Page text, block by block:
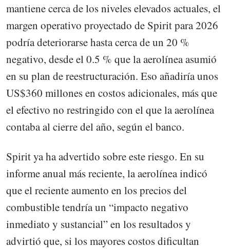
mantiene cerca de los niveles elevados actuales, el
margen operativo proyectado de Spirit para 2026
podría deteriorarse hasta cerca de un 20 %
negativo, desde el 0.5 % que la aerolínea asumió
en su plan de reestructuración. Eso añadiría unos
US$360 millones en costos adicionales, más que
el efectivo no restringido con el que la aerolínea
contaba al cierre del año, según el banco.
Spirit ya ha advertido sobre este riesgo. En su
informe anual más reciente, la aerolínea indicó
que el reciente aumento en los precios del
combustible tendría un “impacto negativo
inmediato y sustancial” en los resultados y
advirtió que, si los mayores costos dificultan